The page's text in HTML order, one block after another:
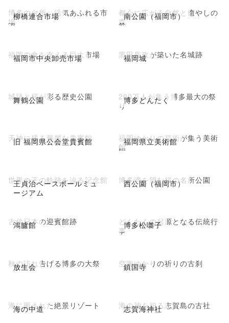
柳橋連合市場
博多の台所、活気あふれる市
場
南公園（福岡市）
都心に広がる自然と癒やしの
森
福岡市中央卸売市場
福岡の食を支える巨大市場 福岡城
黒田長政が築いた名城跡
舞鶴公園
城跡と桜が彩る歴史公園 博多どんたく
200万人が集う博多最大の祭
り
旧 福岡県公会堂貴賓館
天神に残る華麗な貴賓館 福岡県立美術館
福岡ゆかりの芸術が集う美術
館
王貞治ベースボールミュ
ージアム
世界の王の軌跡を辿る記念館 西公園（福岡市）
博多湾を望む桜の名所公園
鴻臚館
古代日本の迎賓館跡 博多松囃子
どんたくの起源となる伝統行
事
放生会
秋の訪れ告げる博多の大祭 鎮国寺
空海ゆかりの祈りの古刹
海の中道
海に囲まれた絶景リゾート 志賀海神社
海の神を祀る志賀島の古社